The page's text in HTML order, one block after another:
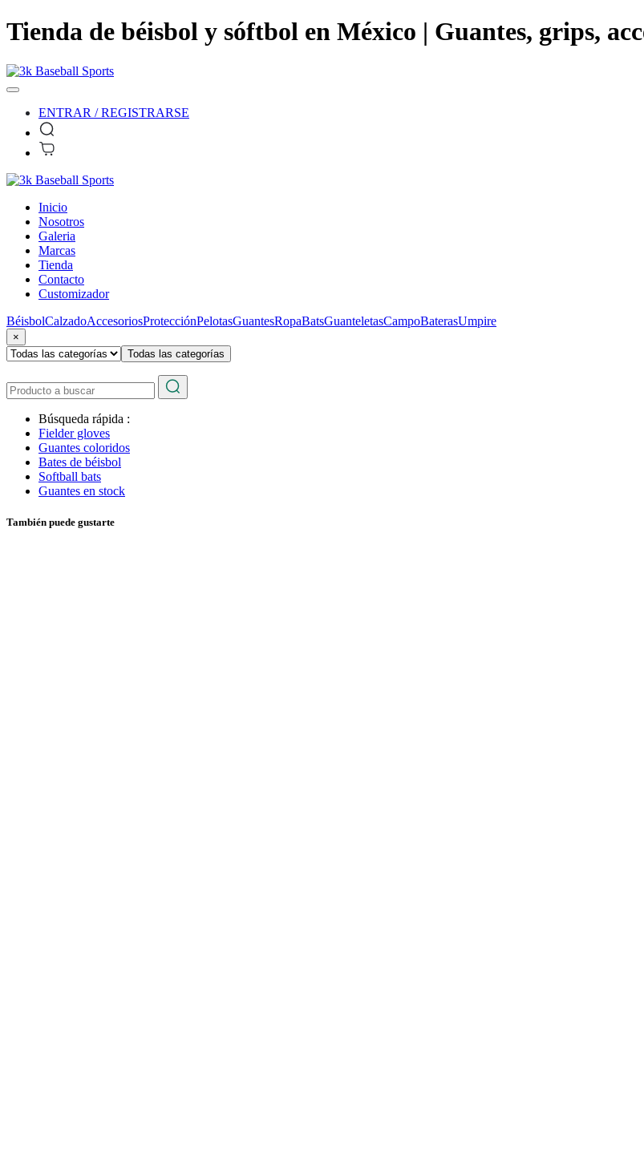
Tienda de béisbol y sóftbol en México | Guantes, grips,
ENTRAR / REGISTRARSE
Inicio
Nosotros
Galeria
Marcas
Tienda
Contacto
Customizador
BéisbolCalzadoAccesoriosProtecciónPelotasGuantesRopaBatsGuanteletasCampoBaterasUmpire
×
Todas las categorías
Búsqueda rápida :
Fielder gloves
Guantes coloridos
Bates de béisbol
Softball bats
Guantes en stock
También puede gustarte